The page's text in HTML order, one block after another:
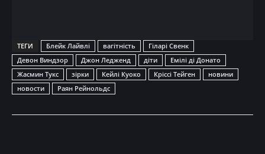
ТЕГИ Блейк Лайвлі вагітність
Гіларі Свенк
Девон Виндзор
Джон Ледженд діти
Емілі ді Донато
Жасмин Тукс
зірки Кейлі Куоко Кріссі Тейген
новини
новости
Раян Рейнольдс